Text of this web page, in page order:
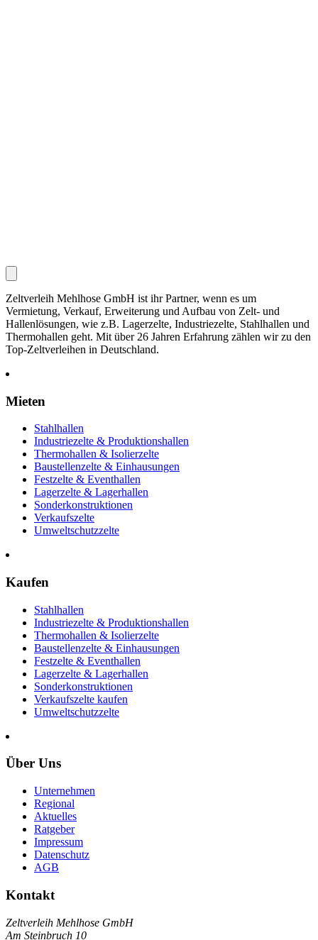
Zeltverleih Mehlhose GmbH ist ihr Partner, wenn es um
Vermietung, Verkauf, Erweiterung und Aufbau von Zelt- und
Hallenlösungen, wie z.B. Lagerzelte, Industriezelte, Stahlhallen und
Thermohallen geht. Mit über 26 Jahren Erfahrung zählen wir zu den
Top-Zeltverleihen in Deutschland.
Mieten
Stahlhallen
Industriezelte & Produktionshallen
Thermohallen & Isolierzelte
Baustellenzelte & Einhausungen
Festzelte & Eventhallen
Lagerzelte & Lagerhallen
Sonderkonstruktionen
Verkaufszelte
Umweltschutzzelte
Kaufen
Stahlhallen
Industriezelte & Produktionshallen
Thermohallen & Isolierzelte
Baustellenzelte & Einhausungen
Festzelte & Eventhallen
Lagerzelte & Lagerhallen
Sonderkonstruktionen
Verkaufszelte kaufen
Umweltschutzzelte
Über Uns
Unternehmen
Regional
Aktuelles
Ratgeber
Impressum
Datenschutz
AGB
Kontakt
Zeltverleih Mehlhose GmbH
Am Steinbruch 10